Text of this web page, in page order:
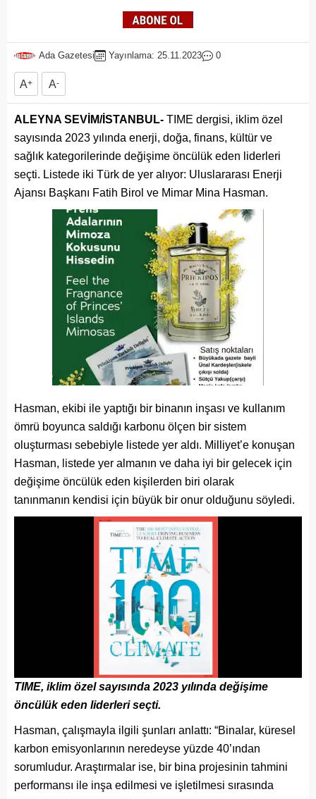
Ada Gazetesi Yayınlama: 25.11.2023 0
A+ A-
ALEYNA SEVİM/İSTANBUL- TIME dergisi, iklim özel
sayısında 2023 yılında enerji, doğa, finans, kültür ve
sağlık kategorilerinde değişime öncülük eden liderleri
seçti. Listede iki Türk de yer alıyor: Uluslararası Enerji
Ajansı Başkanı Fatih Birol ve Mimar Mina Hasman.
Hasman, ekibi ile yaptığı bir binanın inşası ve kullanım
ömrü boyunca saldığı karbonu ölçen bir sistem
oluşturması sebebiyle listede yer aldı. Milliyet’e konuşan
Hasman, listede yer almanın ve daha iyi bir gelecek için
değişime öncülük eden kişilerden biri olarak
tanınmanın kendisi için büyük bir onur olduğunu söyledi.
TIME, iklim özel sayısında 2023 yılında değişime
öncülük eden liderleri seçti.
Hasman, çalışmayla ilgili şunları anlattı: “Binalar, küresel
karbon emisyonlarının neredeyse yüzde 40’ından
sorumludur. Araştırmalar ise, bir bina projesinin tahmini
performansı ile inşa edilmesi ve işletilmesi sırasında